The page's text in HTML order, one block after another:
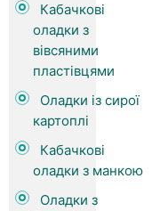
Кабачкові
оладки з
вівсяними
пластівцями
Оладки із сирої
картоплі
Кабачкові
оладки з манкою
Оладки з